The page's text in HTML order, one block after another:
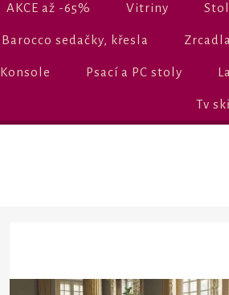
AKCE až -65% Vitriny
Barocco sedačky, křesla Zrcadla
Konsole Psací a PC stoly
Tv